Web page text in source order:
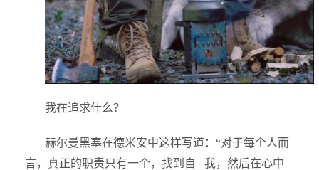
我在追求什么？
赫尔曼黑塞在德米安中这样写道：“对于每个人而
言，真正的职责只有一个，找到自 我，然后在心中